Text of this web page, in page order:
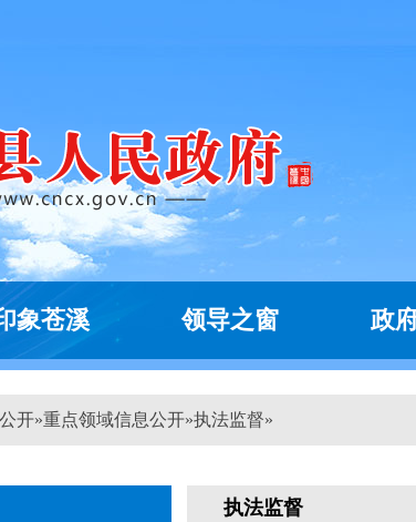
象苍溪 领导之窗 政
开»重点领域信息公开»执法监督»
执法监督